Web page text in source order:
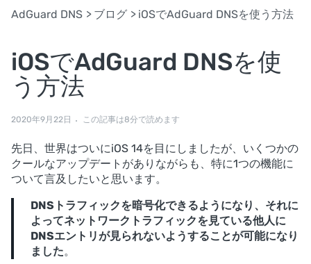
AdGuard DNS ブログ iOSでAdGuard DNSを使う方法
iOSでAdGuard DNSを使
う方法
2020年9月22日 この記事は8分で読めます
先日、世界はついにiOS 14を目にしましたが、いくつかの
クールなアップデートがありながらも、特に1つの機能に
ついて言及したいと思います。
DNSトラフィックを暗号化できるようになり、それに
よってネットワークトラフィックを見ている他人に
DNSエントリが見られないようすることが可能になり
ました。